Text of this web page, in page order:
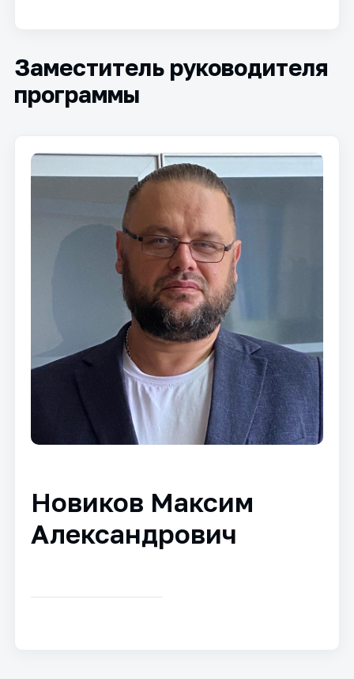
Заместитель руководителя
программы
Новиков Максим
Александрович